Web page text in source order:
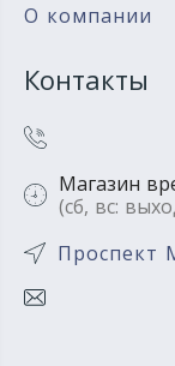
О компании
Контакты
Магазин
(сб, вс:
Проспект